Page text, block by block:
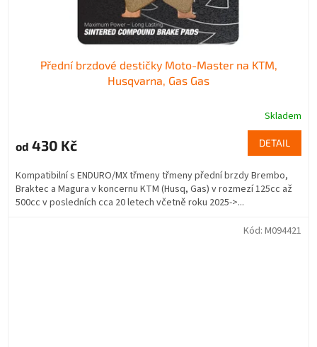
Přední brzdové destičky Moto-Master na KTM,
Husqvarna, Gas Gas
Skladem
od 430 Kč DETAIL
Kompatibilní s ENDURO/MX třmeny třmeny přední brzdy Brembo,
Braktec a Magura v koncernu KTM (Husq, Gas) v rozmezí 125cc až
500cc v posledních cca 20 letech včetně roku 2025->...
Kód: M094421